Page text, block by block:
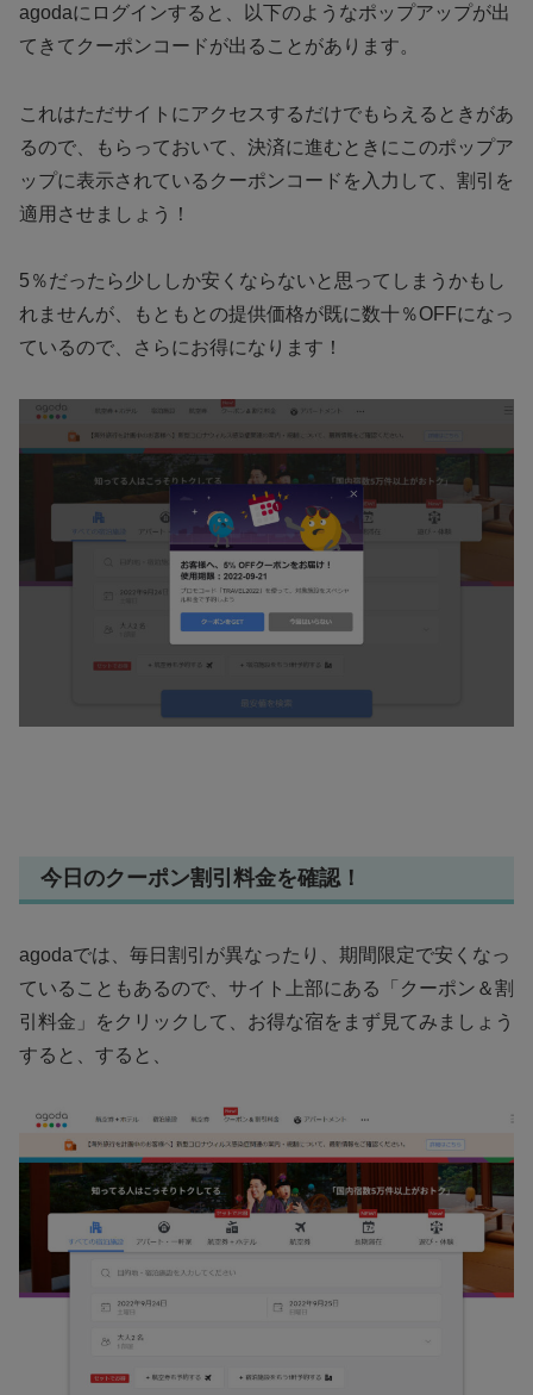
agodaにログインすると、以下のようなポップアップが出
てきてクーポンコードが出ることがあります。
これはただサイトにアクセスするだけでもらえるときがあ
るので、もらっておいて、決済に進むときにこのポップア
ップに表示されているクーポンコードを入力して、割引を
適用させましょう！
5％だったら少ししか安くならないと思ってしまうかもし
れませんが、もともとの提供価格が既に数十％OFFになっ
ているので、さらにお得になります！
今日のクーポン割引料金を確認！
agodaでは、毎日割引が異なったり、期間限定で安くなっ
ていることもあるので、サイト上部にある「クーポン＆割
引料金」をクリックして、お得な宿をまず見てみましょう
すると、すると、